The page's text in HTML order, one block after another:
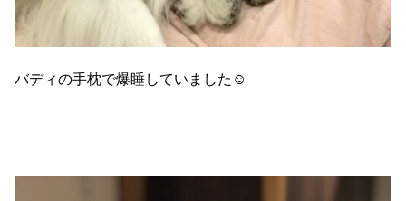
バディの手枕で爆睡していました☺️